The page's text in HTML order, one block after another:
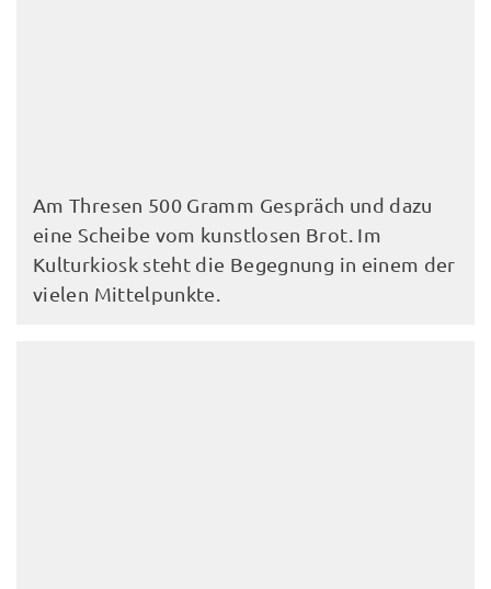
Am Thresen 500 Gramm Gespräch und dazu
eine Scheibe vom kunstlosen Brot. Im
Kulturkiosk steht die Begegnung in einem der
vielen Mittelpunkte.